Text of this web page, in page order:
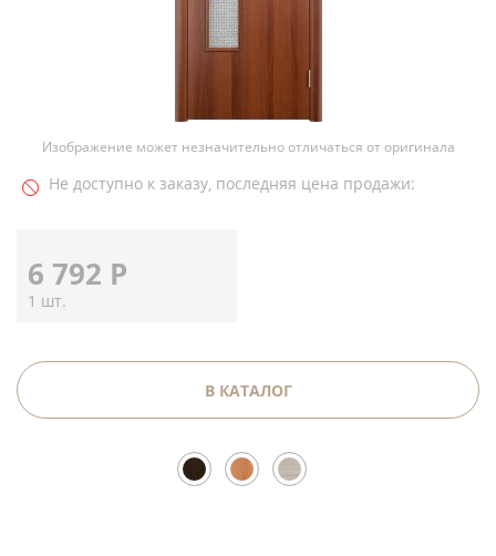
Изображение может незначительно отличаться от оригинала
Не доступно к заказу, последняя цена продажи:
6 792 Р
1 шт.
В КАТАЛОГ